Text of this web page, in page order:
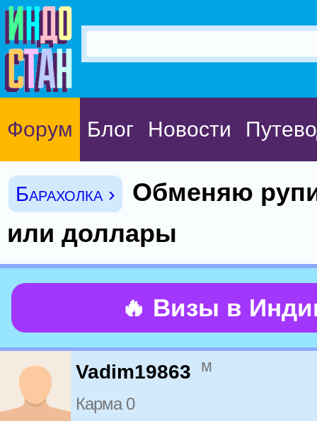
Форум Блог Новости
Барахолка ›
Обменяю
или доллары
🔥 Визы в
Vadim19863 м
Карма 0